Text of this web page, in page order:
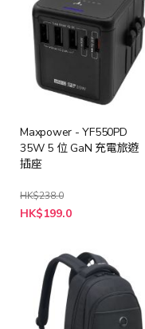
Maxpower - YF550PD
35W 5 位 GaN 充電旅遊
插座
HK$238.0
特
殊
HK$199.0